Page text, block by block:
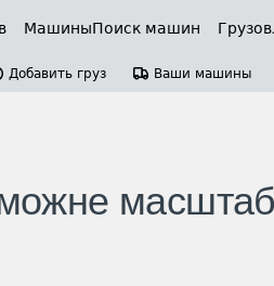
МашиныПоиск машин
Добавить груз Ваши машины